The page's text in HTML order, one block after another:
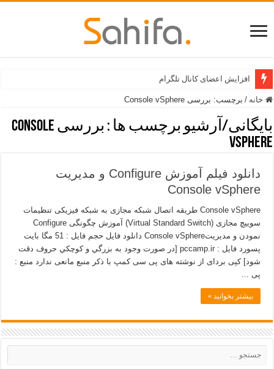
افزایش اعضای کانال تلگرام
خانه / برچسب: بررسی Console vSphere
بایگانی/آرشیو برچسب ها :
بررسی Console
vSphere
دانلود فیلم آموزش Configure و مدیریت
Console vSphere
Console vSphere طریقه اتصال شبکه مجازی به شبکه فیزیکی تنظیمات
سوییچ مجازی (Virtual Standard Switch) آموزش چگونگی Configure
نمودن و مدیریتConsole vSphere دانلود فایل حجم فایل : 51 مگا بايت
پسورد فایل : pccamp.ir [در صورت وجود به بزرگي و كوچكي حروف دقت
شود] کپی بردای از نوشته های پی سی کمپ با ذکر منبع مانعی ندارد منبع :
پی …
بیشتر بخوانید »